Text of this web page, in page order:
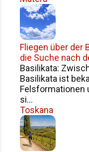
einfach
Atelier.
sie mit
Fliegen über der
die Suche nach
Basilikata:
Basilikata ist
Felsformationen
si...
Toskana